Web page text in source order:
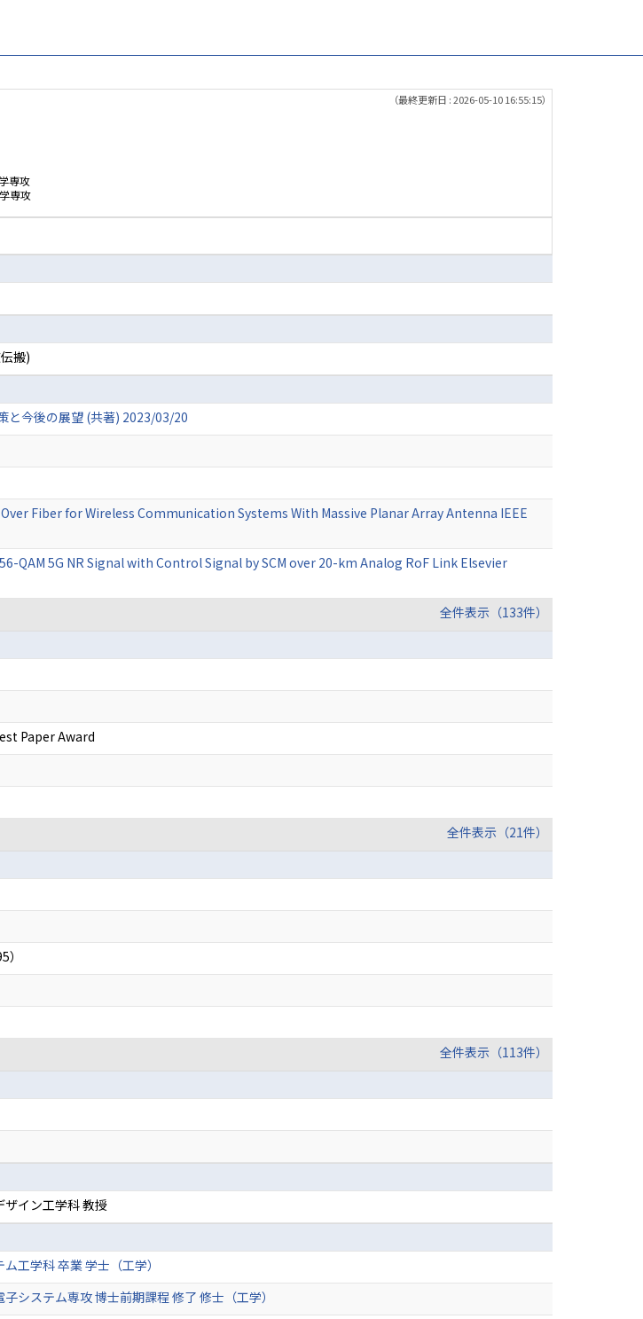
（最終更新日 : 2026-05-10 16:55:15）
専攻
専攻
搬)
と今後の展望 (共著) 2023/03/20
Fiber for Wireless Communication Systems With Massive Planar Array Antenna IEEE
5G NR Signal with Control Signal by SCM over 20-km Analog RoF Link Elsevier
全件表示（133件）
Paper Award
全件表示（21件）
全件表示（113件）
ザイン工学科 教授
工学科 卒業 学士（工学）
システム専攻 博士前期課程 修了 修士（工学）